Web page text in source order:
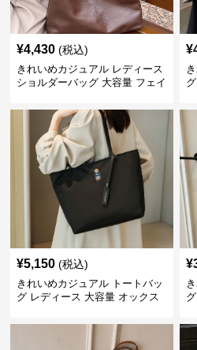
¥4,430 (税込)
きれいめカジュアル レディース
ショルダーバッグ 大容量 フェイ
2WAY ヴィンテージ風
¥
¥5,150 (税込)
きれいめカジュアル トートバッ
グ レディース 大容量 オックス
繍デザイン 肩掛け おしゃれ
¥